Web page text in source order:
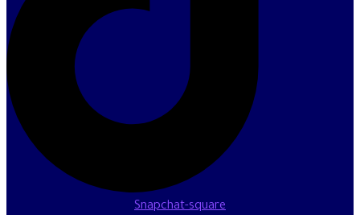
Snapchat-square